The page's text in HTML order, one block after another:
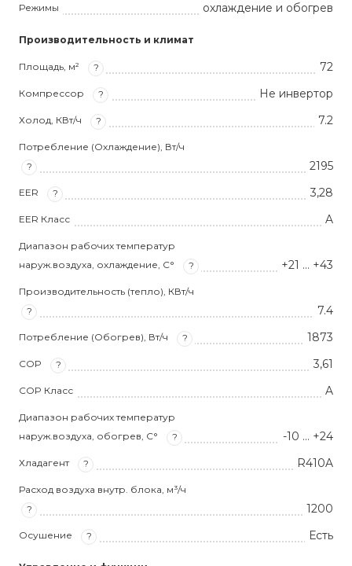
Режимы охлаждение и обогрев
Производительность и климат
Площадь, м² ? 72
Компрессор ? Не инвертор
Холод, КВт/ч ? 7.2
Потребление (Охлаждение), Вт/ч
?
2195
EER ? 3,28
EER Класс A
Диапазон рабочих температур
наруж.воздуха, охлаждение, С°
? +21 … +43
Производительность (тепло), КВт/ч
?
7.4
Потребление (Обогрев), Вт/ч ? 1873
COP ? 3,61
COP Класс A
Диапазон рабочих температур
наруж.воздуха, обогрев, С°
? -10 … +24
Хладагент ? R410A
Расход воздуха внутр. блока, м³/ч
?
1200
Осушение ? Есть